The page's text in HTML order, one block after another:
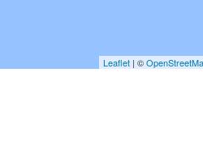
Leaflet | ©